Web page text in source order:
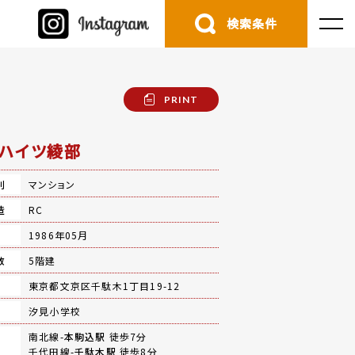
検索条件
PRINT
イツ綾部
マンション
RC
1986年05月
5階建
東京都文京区千駄木1丁目19-12
汐見小学校
南北線-本駒込駅 徒歩7分
千代田線-千駄木駅 徒歩8分